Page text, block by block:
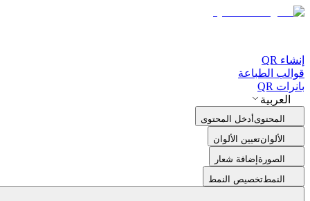
إنشاء QR
قوالب الطباعة
بانرات QR
العربية
المحتوىأدخل المحتوى
الألوانتعيين الألوان
الصورة إضافة شعار
النمطتخصيص النمط